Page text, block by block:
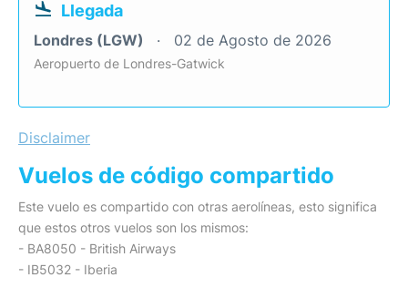
Llegada
Londres (LGW) 02 de Agosto de 2026
Aeropuerto de Londres-Gatwick
Disclaimer
Vuelos de código compartido
Este vuelo es compartido con otras aerolíneas, esto significa
que estos otros vuelos son los mismos:
- BA8050 - British Airways
- IB5032 - Iberia